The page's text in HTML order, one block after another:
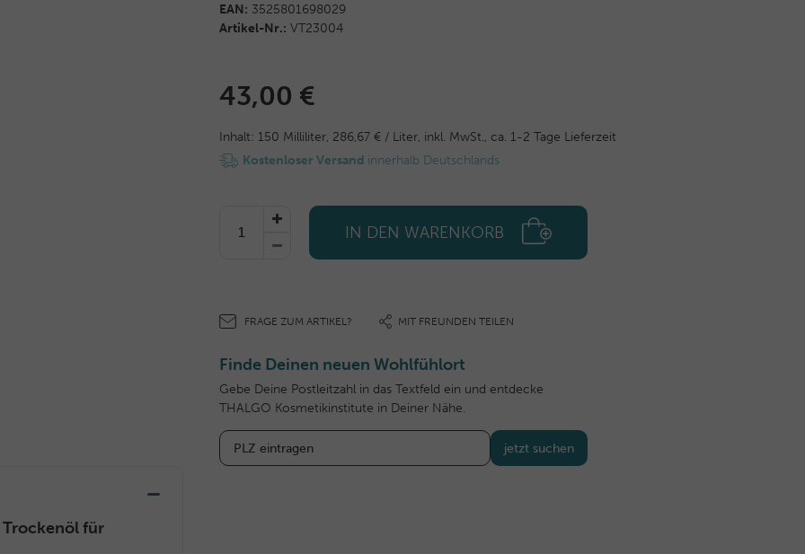
EAN: 3525801698029
Artikel-Nr.: VT23004
43,00 €
Inhalt: 150 Milliliter, 286,67 € / Liter, inkl. MwSt., ca. 1-2 Tage Lieferzeit
Kostenloser Versand innerhalb Deutschlands
IN DEN WARENKORB
FRAGE ZUM ARTIKEL? MIT FREUNDEN TEILEN
Finde Deinen neuen Wohlfühlort
Gebe Deine Postleitzahl in das Textfeld ein und entdecke
THALGO Kosmetikinstitute in Deiner Nähe.
jetzt suchen
Trockenöl für